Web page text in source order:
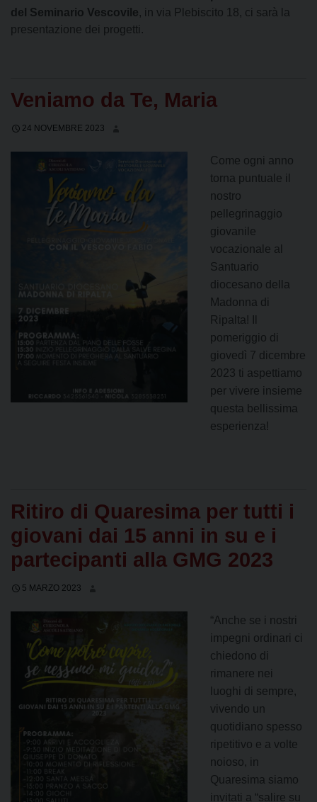
del Seminario Vescovile, in via Plebiscito 18, ci sarà la
presentazione dei progetti.
Veniamo da Te, Maria
24 NOVEMBRE 2023
Come ogni anno
torna puntuale il
nostro
pellegrinaggio
giovanile
vocazionale al
Santuario
diocesano della
Madonna di
Ripalta! Il
pomeriggio di
giovedì 7 dicembre
2023 ti aspettiamo
per vivere insieme
questa bellissima
esperienza!
Ritiro di Quaresima per tutti i
giovani dai 15 anni in su e i
partecipanti alla GMG 2023
5 MARZO 2023
“Anche se i nostri
impegni ordinari ci
chiedono di
rimanere nei
luoghi di sempre,
vivendo un
quotidiano spesso
ripetitivo e a volte
noioso, in
Quaresima siamo
invitati a “salire su